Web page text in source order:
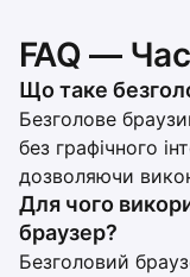
FAQ —
Що таке
Безголове
без графічного
дозволяючи
Для чого
браузер?
Безголовий